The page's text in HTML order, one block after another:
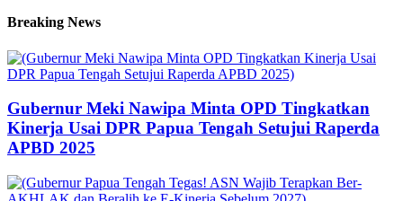
Breaking News
Gubernur Meki Nawipa Minta OPD Tingkatkan
Kinerja Usai DPR Papua Tengah Setujui Raperda
APBD 2025